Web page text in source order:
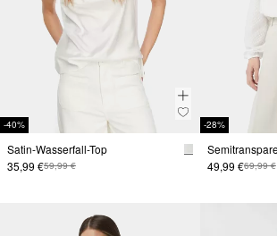
-40%
Satin-Wasserfall-Top
35,99 €59,99 €
-28%
49,99 €69,99 €